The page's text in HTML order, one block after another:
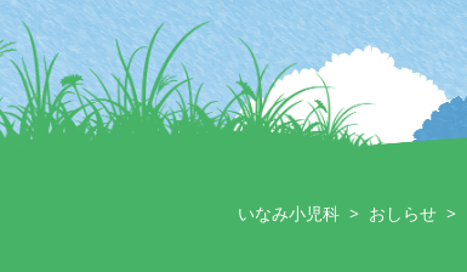
いなみ小児科 > おしらせ >